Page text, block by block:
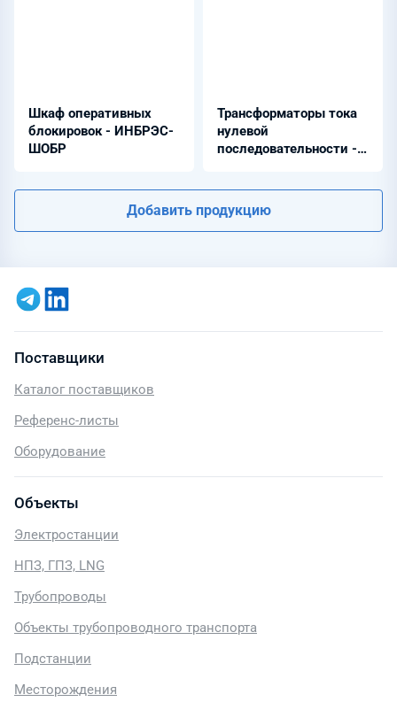
Шкаф оперативных
блокировок - ИНБРЭС-
ШОБР
Трансформаторы тока
нулевой
последовательности -
Добавить продукцию
Поставщики
Каталог поставщиков
Референс-листы
Оборудование
Объекты
Электростанции
НПЗ, ГПЗ, LNG
Трубопроводы
Объекты трубопроводного транспорта
Подстанции
Месторождения